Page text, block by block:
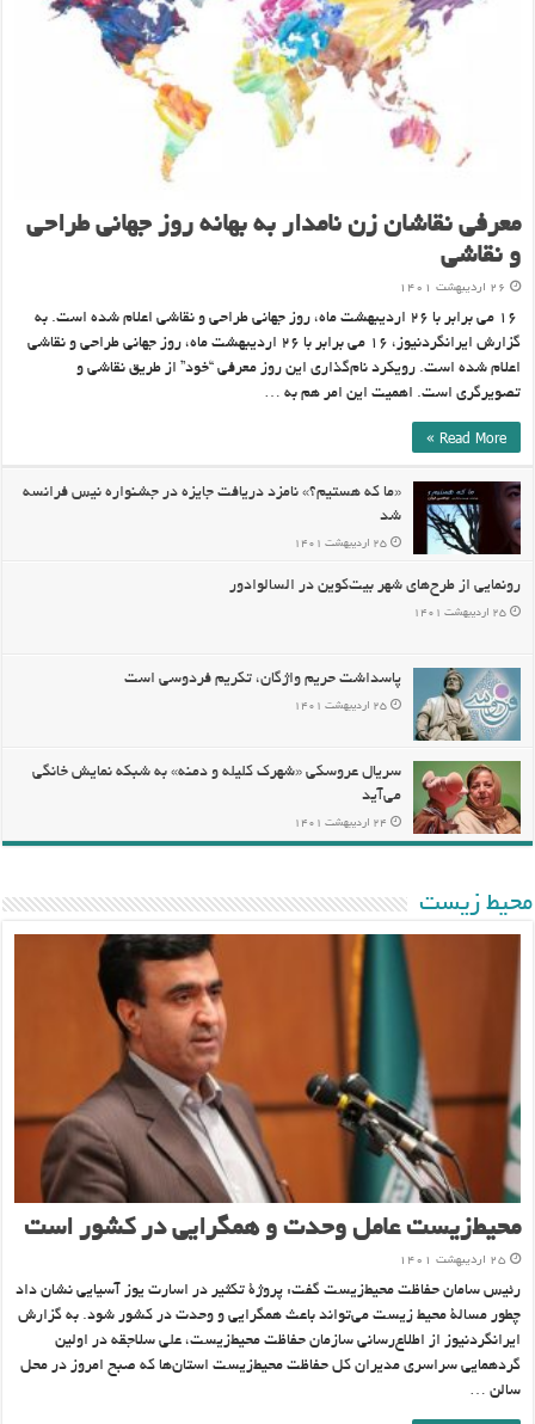
معرفی نقاشان زن نامدار به بهانه روز جهانی طراحی
و نقاشی
۲۶ اردیبهشت ۱۴۰۱
۱۶ می برابر با ۲۶ اردیبهشت ماه، روز جهانی طراحی و نقاشی اعلام شده است. به
گزارش ایرانگردنیوز، ۱۶ می برابر با ۲۶ اردیبهشت ماه، روز جهانی طراحی و نقاشی
اعلام شده است. رویکرد نام‌گذاری این روز معرفی “خود” از طریق نقاشی و
تصویرگری است. اهمیت این امر هم به …
Read More »
«ما که هستیم؟» نامزد دریافت جایزه در جشنواره نیس فرانسه
شد
۲۵ اردیبهشت ۱۴۰۱
رونمایی از طرح‌های شهر بیت‌کوین در السالوادور
۲۵ اردیبهشت ۱۴۰۱
پاسداشت حریم واژگان، تکریم فردوسی است
۲۵ اردیبهشت ۱۴۰۱
سریال عروسکی «شهرک کلیله و دمنه» به شبکه نمایش خانگی
می‌آید
۲۴ اردیبهشت ۱۴۰۱
محيط زيست
محیط‌زیست عامل وحدت و همگرایی در کشور است
۲۵ اردیبهشت ۱۴۰۱
رئیس سامان حفاظت محیط‌زیست گفت: پروژۀ تکثیر در اسارت یوز آسیایی نشان داد
چطور مسالۀ محیط زیست می‌تواند باعث همگرایی و وحدت در کشور شود. به گزارش
ایرانگردنیوز از اطلاع‌رسانی سازمان حفاظت محیط‌زیست، علی سلاجقه در اولین
گردهمایی سراسری مدیران کل حفاظت محیط‌زیست استان‌ها که صبح امروز در محل
سالن …